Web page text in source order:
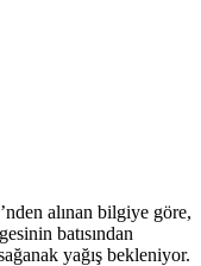
alınan bilgiye göre,
batısından
yağış bekleniyor.